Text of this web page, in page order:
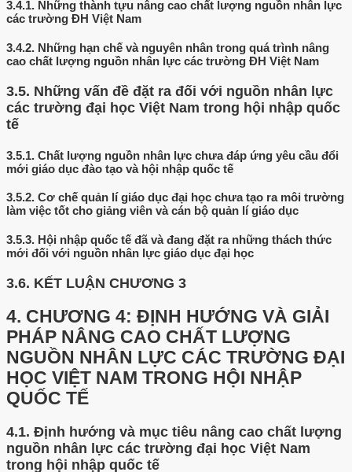
3.4.1. Những thành tựu nâng cao chất lượng nguồn nhân lực
các trường ĐH Việt Nam
3.4.2. Những hạn chế và nguyên nhân trong quá trình nâng
cao chất lượng nguồn nhân lực các trường ĐH Việt Nam
3.5. Những vấn đề đặt ra đối với nguồn nhân lực
các trường đại học Việt Nam trong hội nhập quốc
tế
3.5.1. Chất lượng nguồn nhân lực chưa đáp ứng yêu cầu đổi
mới giáo dục đào tạo và hội nhập quốc tế
3.5.2. Cơ chế quản lí giáo dục đại học chưa tạo ra môi trường
làm việc tốt cho giảng viên và cán bộ quản lí giáo dục
3.5.3. Hội nhập quốc tế đã và đang đặt ra những thách thức
mới đối với nguồn nhân lực giáo dục đại học
3.6. KẾT LUẬN CHƯƠNG 3
4. CHƯƠNG 4: ĐỊNH HƯỚNG VÀ GIẢI
PHÁP NÂNG CAO CHẤT LƯỢNG
NGUỒN NHÂN LỰC CÁC TRƯỜNG ĐẠI
HỌC VIỆT NAM TRONG HỘI NHẬP
QUỐC TẾ
4.1. Định hướng và mục tiêu nâng cao chất lượng
nguồn nhân lực các trường đại học Việt Nam
trong hội nhập quốc tế